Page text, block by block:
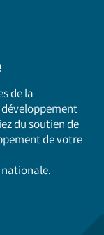
de la
du soutien de
de votre
nationale.